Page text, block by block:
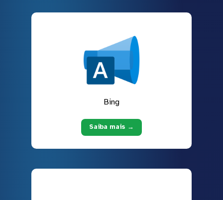
Bing
Saiba mais →